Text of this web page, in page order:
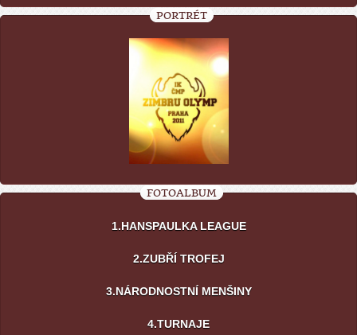
PORTRÉT
FOTOALBUM
1.HANSPAULKA LEAGUE
2.ZUBŘÍ TROFEJ
3.NÁRODNOSTNÍ MENŠINY
4.TURNAJE